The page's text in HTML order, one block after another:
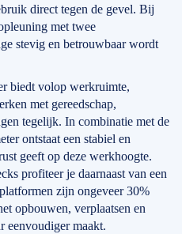
direct tegen de gevel. Bij
met twee
stevig en betrouwbaar wordt
biedt volop werkruimte,
met gereedschap,
tegelijk. In combinatie met de
ontstaat een stabiel en
geeft op deze werkhoogte.
profiteer je daarnaast van een
zijn ongeveer 30%
opbouwen, verplaatsen en
eenvoudiger maakt.